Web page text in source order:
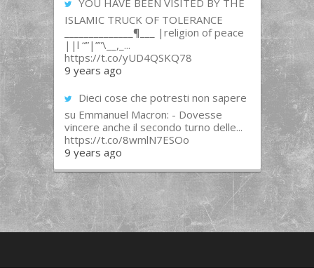
YOU HAVE BEEN VISITED BY THE
ISLAMIC TRUCK OF TOLERANCE
______________¶___ |religion of peace
||l “”|””\__,_...
https://t.co/yUD4QSKQ78
9 years ago
Dieci cose che potresti non sapere
su Emmanuel Macron: - Dovesse
vincere anche il secondo turno delle...
https://t.co/8wmlN7ESOo
9 years ago